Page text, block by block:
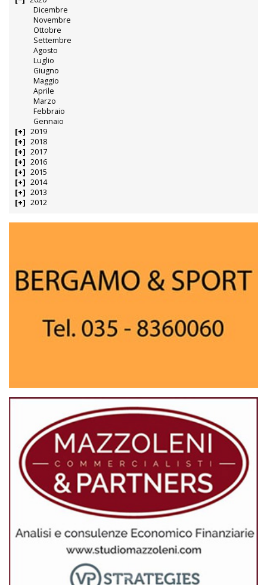
Dicembre
Novembre
Ottobre
Settembre
Agosto
Luglio
Giugno
Maggio
Aprile
Marzo
Febbraio
Gennaio
2019
2018
2017
2016
2015
2014
2013
2012